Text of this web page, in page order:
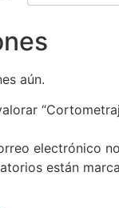
aún.
electrónico
están